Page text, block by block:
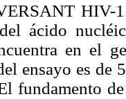
HIV-
ácido
en el
ensayo es de
fundamento